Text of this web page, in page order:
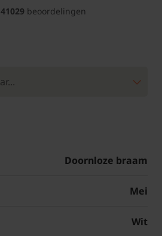
41029 beoordelingen
Doornloze braam
Mei
Wit